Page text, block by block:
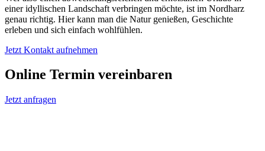
einer idyllischen Landschaft verbringen möchte, ist im Nordharz
genau richtig. Hier kann man die Natur genießen, Geschichte
erleben und sich einfach wohlfühlen.
Jetzt Kontakt aufnehmen
Online Termin vereinbaren
Jetzt anfragen